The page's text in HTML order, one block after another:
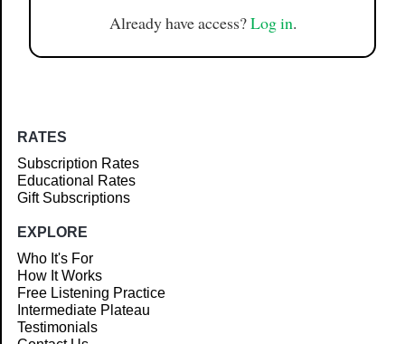
Already have access?Log in.
RATES
Subscription Rates
Educational Rates
Gift Subscriptions
EXPLORE
Who It's For
How It Works
Free Listening Practice
Intermediate Plateau
Testimonials